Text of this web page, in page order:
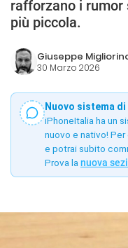
rafforzano i rumor
più piccola.
Giuseppe
30 Marzo 2026
Nuovo sistema
iPhoneItalia ha un
nuovo e nativo!
e potrai subito
Prova la nuova